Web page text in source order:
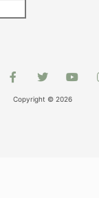
Copyright © 2026